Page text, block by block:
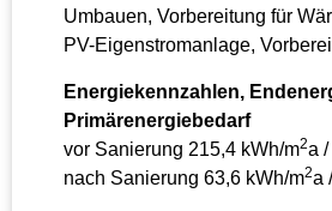
Umbauen, Vorbereitung für
PV-Eigenstromanlage,
Energiekennzahlen,
Primärenergiebedarf
vor Sanierung 215,4 kWh/m2a
nach Sanierung 63,6 kWh/m2a